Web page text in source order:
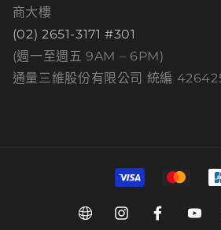
商大樓
(02) 2651-3171 #301
(週一至週五 9AM – 6PM)
通量三維股份有限公司 統編
Web InstagramFacebook